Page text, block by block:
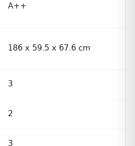
A++
186 x 59.5 x 67.6 cm
3
2